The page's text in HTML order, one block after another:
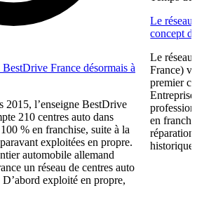
France désormais à
2015, l’enseigne BestDrive
210 centres auto dans
% en franchise, suite à la
exploitées en propre.
automobile allemand
un réseau de centres auto
exploité en propre,
Le réseau
concept
Le réseau
France)
premier
en
historique